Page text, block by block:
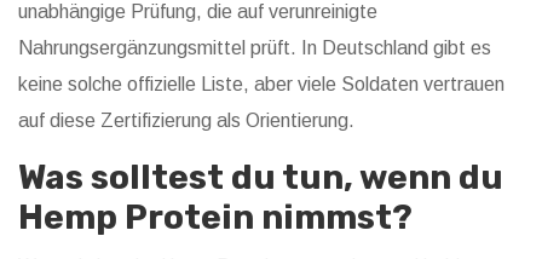
unabhängige Prüfung, die auf verunreinigte
Nahrungsergänzungsmittel prüft. In Deutschland gibt es
keine solche offizielle Liste, aber viele Soldaten vertrauen
auf diese Zertifizierung als Orientierung.
Was solltest du tun, wenn du
Hemp Protein nimmst?